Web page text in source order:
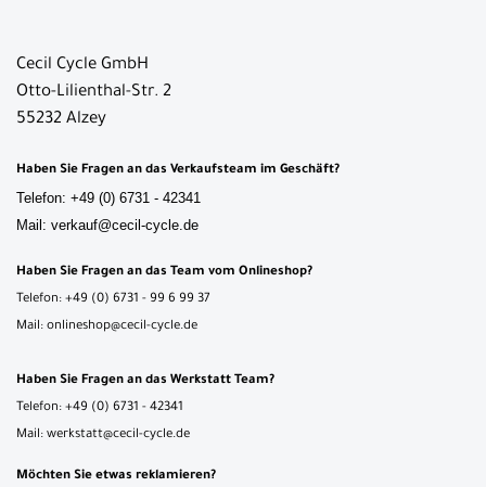
Cecil Cycle GmbH
Otto-Lilienthal-Str. 2
55232 Alzey
Haben Sie Fragen an das Verkaufsteam im Geschäft?
Telefon: +49 (0) 6731 - 42341
Mail: verkauf@cecil-cycle.de
Haben Sie Fragen an das Team vom Onlineshop?
Telefon: +49 (0) 6731 - 99 6 99 37
Mail: onlineshop@cecil-cycle.de
Haben Sie Fragen an das Werkstatt Team?
Telefon: +49 (0) 6731 - 42341
Mail: werkstatt@cecil-cycle.de
Möchten Sie etwas reklamieren?